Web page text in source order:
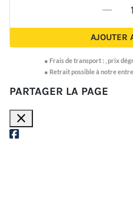
-
AJOUTER
● Frais de transport : prix
● Retrait possible à notre
PARTAGER LA PAGE
close